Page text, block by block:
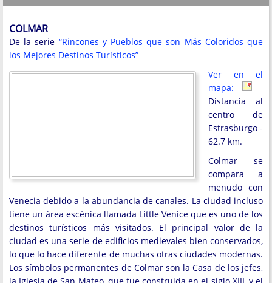
COLMAR
De la serie “Rincones y Pueblos que son Más Coloridos que
los Mejores Destinos Turísticos”
Ver en el
mapa:
Distancia al
centro de
Estrasburgo -
62.7 km.
Colmar se
compara a
menudo con
Venecia debido a la abundancia de canales. La ciudad incluso
tiene un área escénica llamada Little Venice que es uno de los
destinos turísticos más visitados. El principal valor de la
ciudad es una serie de edificios medievales bien conservados,
lo que lo hace diferente de muchas otras ciudades modernas.
Los símbolos permanentes de Colmar son la Casa de los jefes,